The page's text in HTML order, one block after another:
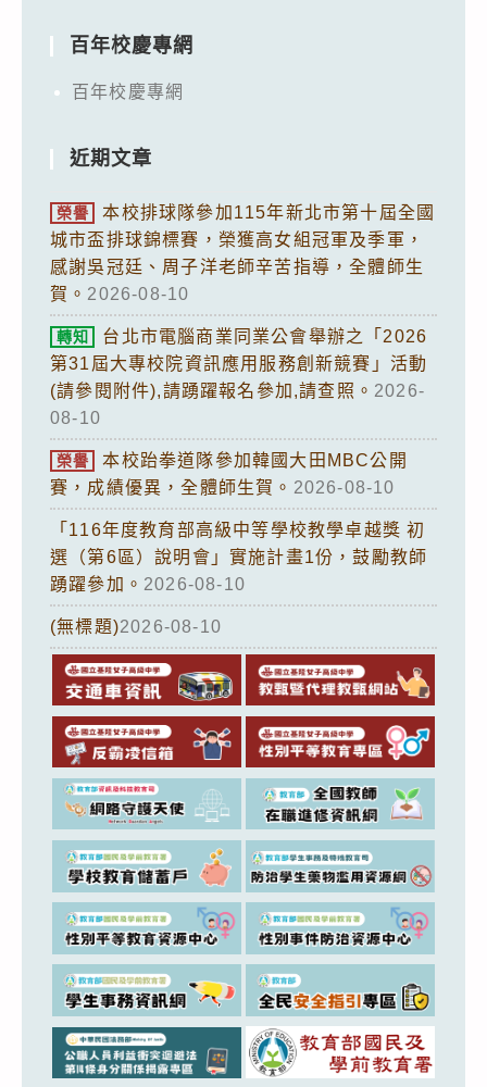
百年校慶專網
百年校慶專網
近期文章
榮譽
本校排球隊參加115年新北市第十屆全國
城市盃排球錦標賽，榮獲高女組冠軍及季軍，
感謝吳冠廷、周子洋老師辛苦指導，全體師生
賀。 2026-08-10
轉知
台北市電腦商業同業公會舉辦之「2026
第31屆大專校院資訊應用服務創新競賽」活動
(請參閱附件),請踴躍報名參加,請查照。 2026-
08-10
榮譽
本校跆拳道隊參加韓國大田MBC公開
賽，成績優異，全體師生賀。 2026-08-10
「116年度教育部高級中等學校教學卓越獎 初
選（第6區）說明會」實施計畫1份，鼓勵教師
踴躍參加。 2026-08-10
(無標題)2026-08-10